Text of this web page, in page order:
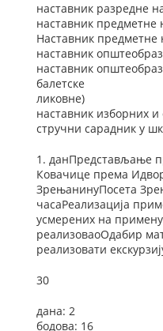
наставник разредне
наставник предметне
Наставник предметне
наставник
наставник
балетске
ликовне)
наставник изборних
стручни сарадник у
1. данПредстављање
Ковачице према
ЗрењанинуПосета
часаРеализација
усмерених на
реализоваоОдабир
реализовати
30
дана: 2
бодова: 16